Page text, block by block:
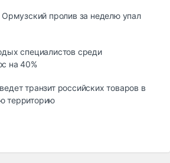
Ормузский пролив за неделю упал
специалистов среди
на 40%
транзит российских товаров в
территорию